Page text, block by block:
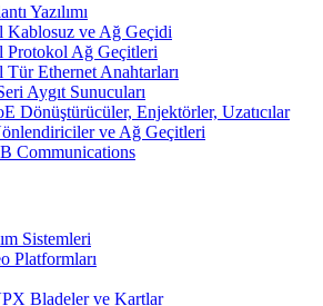
Yazılımı
Kablosuz ve Ağ Geçidi
Protokol Ağ Geçitleri
Tür Ethernet Anahtarları
Aygıt Sunucuları
Dönüştürücüler, Enjektörler, Uzatıcılar
ve Ağ Geçitleri
Communications
Sistemleri
Platformları
Bladeler ve Kartlar